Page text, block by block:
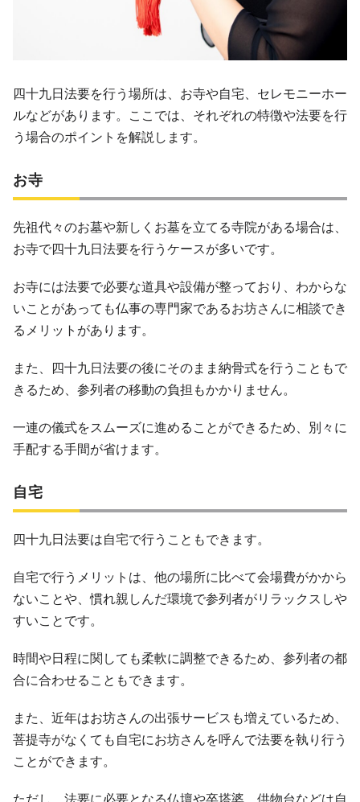
四十九日法要を行う場所は、お寺や自宅、セレモニーホー
ルなどがあります。ここでは、それぞれの特徴や法要を行
う場合のポイントを解説します。
お寺
先祖代々のお墓や新しくお墓を立てる寺院がある場合は、
お寺で四十九日法要を行うケースが多いです。
お寺には法要で必要な道具や設備が整っており、わからな
いことがあっても仏事の専門家であるお坊さんに相談でき
るメリットがあります。
また、四十九日法要の後にそのまま納骨式を行うこともで
きるため、参列者の移動の負担もかかりません。
一連の儀式をスムーズに進めることができるため、別々に
手配する手間が省けます。
自宅
四十九日法要は自宅で行うこともできます。
自宅で行うメリットは、他の場所に比べて会場費がかから
ないことや、慣れ親しんだ環境で参列者がリラックスしや
すいことです。
時間や日程に関しても柔軟に調整できるため、参列者の都
合に合わせることもできます。
また、近年はお坊さんの出張サービスも増えているため、
菩提寺がなくても自宅にお坊さんを呼んで法要を執り行う
ことができます。
ただし、法要に必要となる仏壇や卒塔婆、供物台などは自